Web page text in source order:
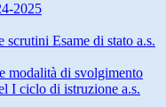
2025
Esame di stato a.s.
modalità di svolgimento
I ciclo di istruzione a.s.